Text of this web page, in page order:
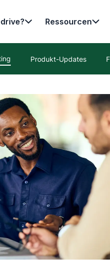
Ressourcen
Produkt-Updates